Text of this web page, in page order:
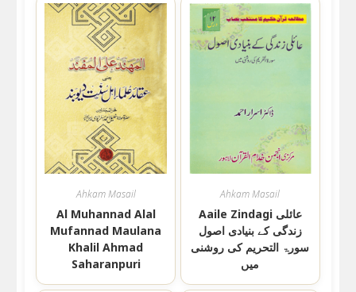
Ahkam Masail
Al Muhannad Alal
Mufannad Maulana
Khalil Ahmad
Saharanpuri
Ahkam Masail
Aaile Zindagi عائلی
زندگی کے بنیادی اصول
سورۃ التحریم کی روشنی
میں